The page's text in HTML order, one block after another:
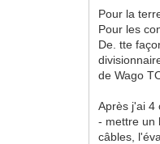
Pour la
Pour les
De. tte
de Wago
Après j'ai 4
- mettre un
câbles,